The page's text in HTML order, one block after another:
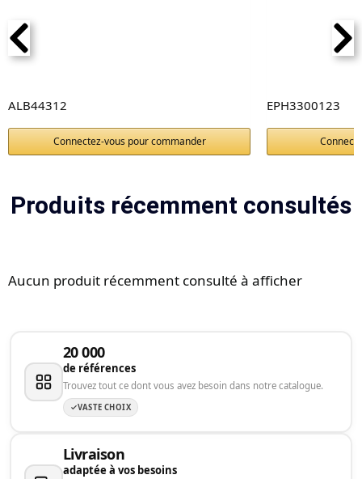
ALB44312
Connectez-vous pour commander
EPH3300123
Produits récemment consultés
Aucun produit récemment consulté à afficher
20 000
de références
Trouvez tout ce dont vous avez besoin dans notre catalogue.
VASTE CHOIX
Livraison
adaptée à vos besoins